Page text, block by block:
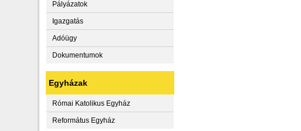
Pályázatok
Igazgatás
Adóügy
Dokumentumok
Egyházak
Római Katolikus Egyház
Református Egyház